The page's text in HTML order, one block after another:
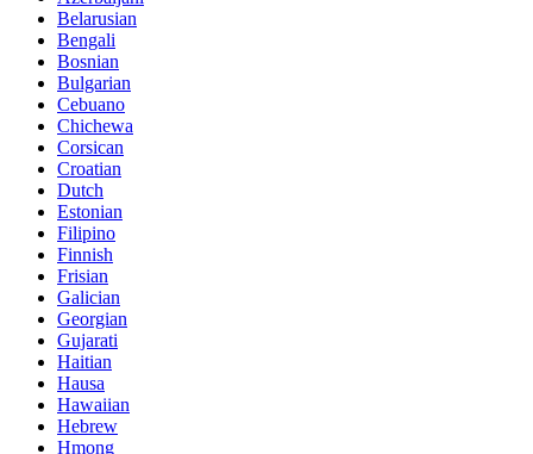
Belarusian
Bengali
Bosnian
Bulgarian
Cebuano
Chichewa
Corsican
Croatian
Dutch
Estonian
Filipino
Finnish
Frisian
Galician
Georgian
Gujarati
Haitian
Hausa
Hawaiian
Hebrew
Hmong